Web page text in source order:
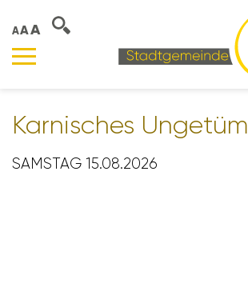
AAA
Karni­sches Ungetüm
SAMSTAG 15.08.2026